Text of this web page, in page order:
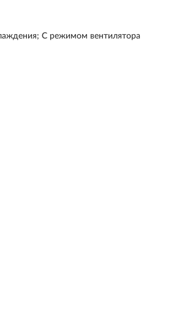
С режимом вентилятора